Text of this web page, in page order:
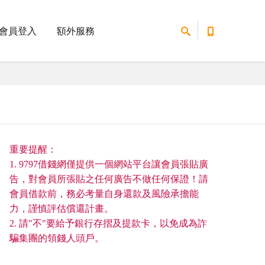
員登入 額外服務
重要提醒：
1. 9797借錢網僅提供一個網站平台讓會員張貼廣
告，對會員所張貼之任何廣告不做任何保證！請
會員借款前，務必考量自身還款及風險承擔能
力，謹慎評估償還計畫。
2. 請"不"要給予銀行存摺及提款卡，以免成為詐
騙集團的領錢人頭戶。